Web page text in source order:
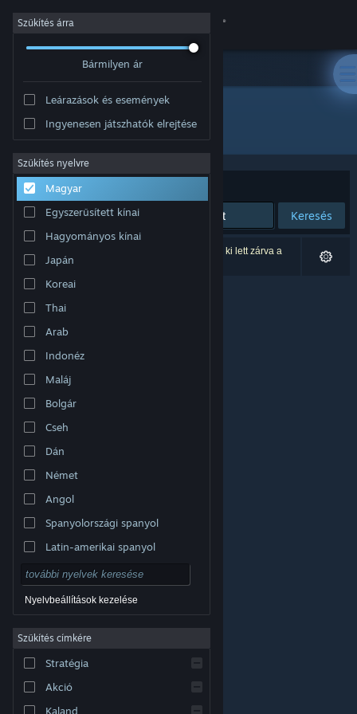
Bejelentkezés
Névjegy
Támogatás
Nyelvváltás
A Steam mobilalkalmazás beszerzése
Asztali weboldalra váltás
védjegyek jogos tulajdonosaiké az Egyesült
szabályzat
| Jogi információk
Steam előfizetői szerződés
Szűkítés árra
Bármilyen ár
Leárazások és események
Ingyenesen játszhatók elrejtése
Szűkítés nyelvre
Magyar
Egyszerűsített kínai
Hagyományos kínai
Japán
Koreai
Thai
Arab
Indonéz
Maláj
Bolgár
Cseh
Dán
Német
Angol
Spanyolországi spanyol
Latin-amerikai spanyol
Nyelvbeállítások kezelése
Szűkítés címkére
Stratégia
Akció
Kaland
Fejlesztő: Cody Dowell
Rendezés Relevancia
Keresés
0 eredmény felel meg a keresésednek. 1 termék ki lett zárva a
beállításaid alapján.